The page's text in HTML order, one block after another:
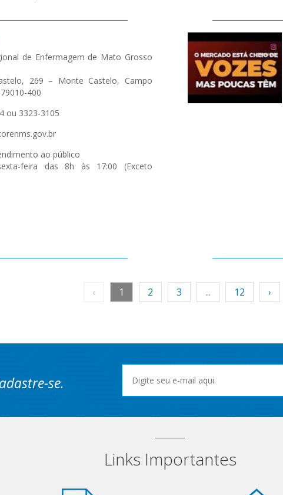
de Enfermagem de Mato Grosso
269 – Monte Castelo, Campo
400
ou 3323-3105
ao público
feira das 8h às 17:00 (Exceto
‹ 1 2 3 ... 12 ›
se.
Links Importantes